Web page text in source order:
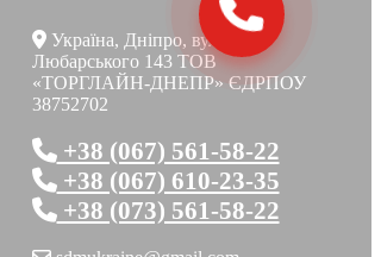
Україна, Дніпро, вул.
Любарського 143 ТОВ
«ТОРГЛАЙН-ДНЕПР» ЄДРПОУ
38752702
+38 (067) 561-58-22
+38 (067) 610-23-35
+38 (073) 561-58-22